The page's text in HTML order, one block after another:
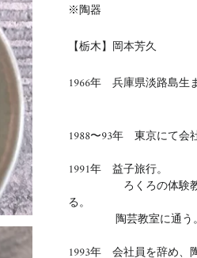
※陶器
【栃木】岡本芳久
1966年 兵庫県淡路島生
1988〜93年 東京にて会
1991年 益子旅行。
ろくろの体験教室
る。
陶芸教室に通
1993年 会社員を辞め、